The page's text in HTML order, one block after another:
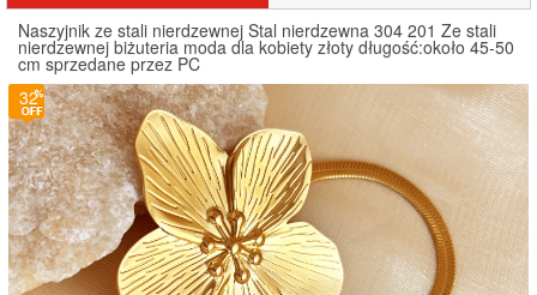
Naszyjnik ze stali nierdzewnej Stal nierdzewna 304 201 Ze stali
nierdzewnej biżuteria moda dla kobiety złoty długość:około 45-50
cm sprzedane przez PC
32